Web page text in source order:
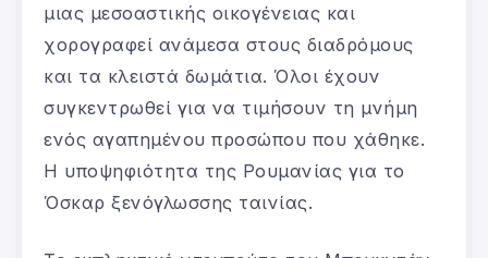
μιας μεσοαστικής οικογένειας και
χορογραφεί ανάμεσα στους διαδρόμους
και τα κλειστά δωμάτια. Όλοι έχουν
συγκεντρωθεί για να τιμήσουν τη μνήμη
ενός αγαπημένου προσώπου που χάθηκε.
Η υποψηφιότητα της Ρουμανίας για το
Όσκαρ ξενόγλωσσης ταινίας.